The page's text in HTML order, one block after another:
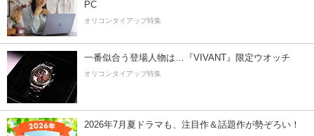
PC
オリコンタイアップ特集
一番似合う登場人物は…『VIVANT』限定ウオッチ
オリコンタイアップ特集
2026年7月夏ドラマも、注目作＆話題作が勢ぞろい！